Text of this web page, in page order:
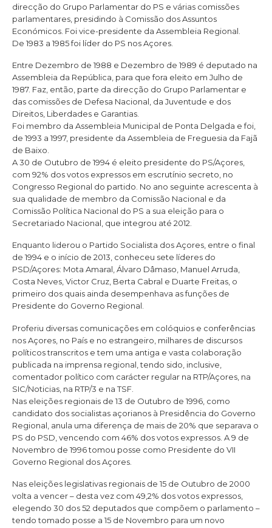
direcção do Grupo Parlamentar do PS e várias comissões
parlamentares, presidindo à Comissão dos Assuntos
Económicos. Foi vice-presidente da Assembleia Regional.
De 1983 a 1985 foi líder do PS nos Açores.
Entre Dezembro de 1988 e Dezembro de 1989 é deputado na
Assembleia da República, para que fora eleito em Julho de
1987. Faz, então, parte da direcção do Grupo Parlamentar e
das comissões de Defesa Nacional, da Juventude e dos
Direitos, Liberdades e Garantias.
Foi membro da Assembleia Municipal de Ponta Delgada e foi,
de 1993 a 1997, presidente da Assembleia de Freguesia da Fajã
de Baixo.
A 30 de Outubro de 1994 é eleito presidente do PS/Açores,
com 92% dos votos expressos em escrutínio secreto, no
Congresso Regional do partido. No ano seguinte acrescenta à
sua qualidade de membro da Comissão Nacional e da
Comissão Política Nacional do PS a sua eleição para o
Secretariado Nacional, que integrou até 2012.
Enquanto liderou o Partido Socialista dos Açores, entre o final
de 1994 e o início de 2013, conheceu sete líderes do
PSD/Açores: Mota Amaral, Álvaro Dâmaso, Manuel Arruda,
Costa Neves, Victor Cruz, Berta Cabral e Duarte Freitas, o
primeiro dos quais ainda desempenhava as funções de
Presidente do Governo Regional.
Proferiu diversas comunicações em colóquios e conferências
nos Açores, no País e no estrangeiro, milhares de discursos
políticos transcritos e tem uma antiga e vasta colaboração
publicada na imprensa regional, tendo sido, inclusive,
comentador político com carácter regular na RTP/Açores, na
SIC/Noticias, na RTP/3 e na TSF.
Nas eleições regionais de 13 de Outubro de 1996, como
candidato dos socialistas açorianos à Presidência do Governo
Regional, anula uma diferença de mais de 20% que separava o
PS do PSD, vencendo com 46% dos votos expressos. A 9 de
Novembro de 1996 tomou posse como Presidente do VII
Governo Regional dos Açores.
Nas eleições legislativas regionais de 15 de Outubro de 2000
volta a vencer – desta vez com 49,2% dos votos expressos,
elegendo 30 dos 52 deputados que compõem o parlamento –
tendo tomado posse a 15 de Novembro para um novo